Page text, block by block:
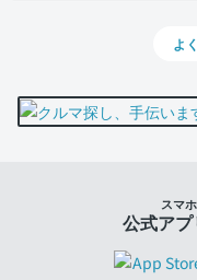
よ
スマ
公式ア